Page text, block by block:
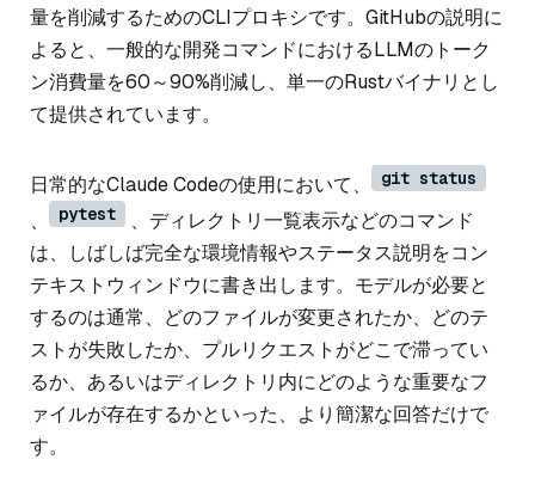
量を削減するためのCLIプロキシです。GitHubの説明に
よると、一般的な開発コマンドにおけるLLMのトーク
ン消費量を60～90%削減し、単一のRustバイナリとし
て提供されています。
日常的なClaude Codeの使用において、 git status
、 pytest
、ディレクトリ一覧表示などのコマンド
は、しばしば完全な環境情報やステータス説明をコン
テキストウィンドウに書き出します。モデルが必要と
するのは通常、どのファイルが変更されたか、どのテ
ストが失敗したか、プルリクエストがどこで滞ってい
るか、あるいはディレクトリ内にどのような重要なフ
ァイルが存在するかといった、より簡潔な回答だけで
す。